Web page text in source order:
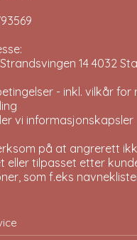
14 4032
- inkl. vilkår for
vi informasjonskapsler
på at angrerett
eller tilpasset etter
som f.eks